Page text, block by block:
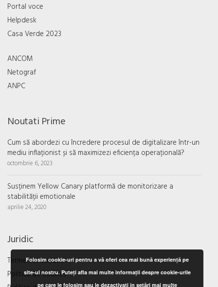
Portal voce
Helpdesk
Casa Verde 2023
ANCOM
Netograf
ANPC
Noutati Prime
Cum să abordezi cu încredere procesul de digitalizare într-un
mediu inflaționist și să maximizezi eficiența operațională?
octombrie 6, 2023
Susținem Yellow Canary platformă de monitorizare a
stabilității emotionale
aprilie 24, 2020
Juridic
Termeni si conditii
Politica de cookies
Folosim cookie-uri pentru a vă oferi cea mai bună experiență pe
site-ul nostru. Puteți afla mai multe informații despre cookie-urile
pe care le folosim sau le dezactivați în setări mai multe